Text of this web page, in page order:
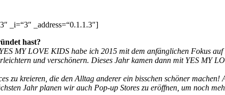
_i=“3″ _address=“0.1.1.3″]
hast?
MY LOVE KIDS habe ich 2015 mitdem anfänglichen Fokus
und verschönern. Dieses Jahr kamen dann mit YES MY
zu kreieren, die den Alltag anderer ein bisschen schöner machen!
Jahr planen wir auch Pop-up Stores zu eröffnen, um noch